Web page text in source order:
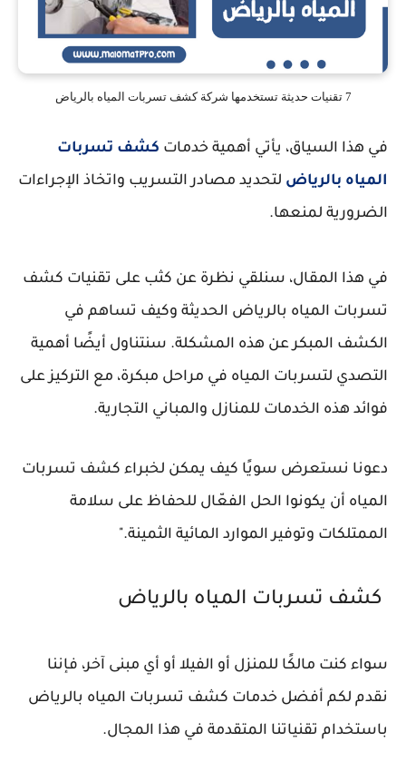
7 تقنيات حديثة تستخدمها شركة كشف تسربات المياه بالرياض
في هذا السياق، يأتي أهمية خدمات كشف تسربات
المياه بالرياض لتحديد مصادر التسريب واتخاذ الإجراءات
الضرورية لمنعها.
في هذا المقال، سنلقي نظرة عن كثب على تقنيات كشف
تسربات المياه بالرياض الحديثة وكيف تساهم في
الكشف المبكر عن هذه المشكلة. سنتناول أيضًا أهمية
التصدي لتسربات المياه في مراحل مبكرة، مع التركيز على
فوائد هذه الخدمات للمنازل والمباني التجارية.
دعونا نستعرض سويًا كيف يمكن لخبراء كشف تسربات
المياه أن يكونوا الحل الفعّال للحفاظ على سلامة
الممتلكات وتوفير الموارد المائية الثمينة."
كشف تسربات المياه بالرياض
سواء كنت مالكًا للمنزل أو الفيلا أو أي مبنى آخر، فإننا
نقدم لكم أفضل خدمات كشف تسربات المياه بالرياض
باستخدام تقنياتنا المتقدمة في هذا المجال.